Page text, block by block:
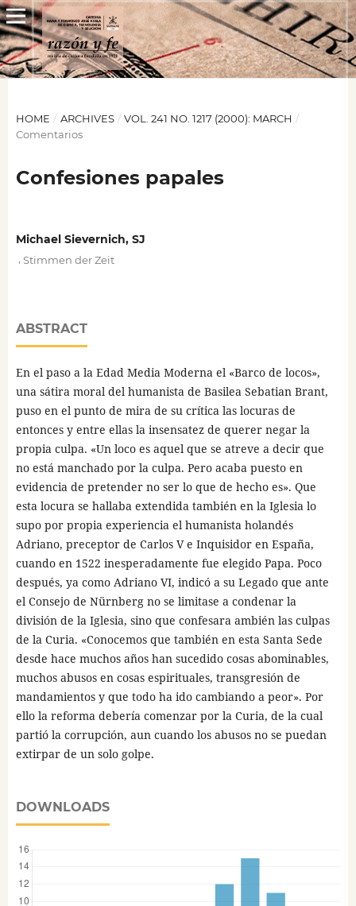
HOME / ARCHIVES / VOL. 241 NO. 1217 (2000): MARCH /
Comentarios
Confesiones papales
Michael Sievernich, SJ
Stimmen der Zeit
ABSTRACT
En el paso a la Edad Media Moderna el «Barco de locos»,
una sátira moral del humanista de Basilea Sebatian Brant,
puso en el punto de mira de su crítica las locuras de
entonces y entre ellas la insensatez de querer negar la
propia culpa. «Un loco es aquel que se atreve a decir que
no está manchado por la culpa. Pero acaba puesto en
evidencia de pretender no ser lo que de hecho es». Que
esta locura se hallaba extendida también en la Iglesia lo
supo por propia experiencia el humanista holandés
Adriano, preceptor de Carlos V e Inquisidor en España,
cuando en 1522 inesperadamente fue elegido Papa. Poco
después, ya como Adriano VI, indicó a su Legado que ante
el Consejo de Nürnberg no se limitase a condenar la
división de la Iglesia, sino que confesara ambién las culpas
de la Curia. «Conocemos que también en esta Santa Sede
desde hace muchos años han sucedido cosas abominables,
muchos abusos en cosas espirituales, transgresión de
mandamientos y que todo ha ido cambiando a peor». Por
ello la reforma debería comenzar por la Curia, de la cual
partió la corrupción, aun cuando los abusos no se puedan
extirpar de un solo golpe.
DOWNLOADS